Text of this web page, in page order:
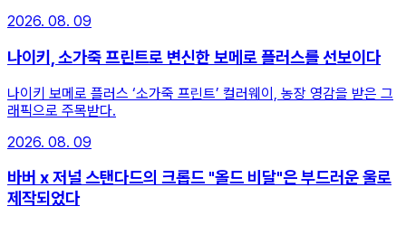
2026. 08. 09
나이키, 소가죽 프린트로 변신한 보메로 플러스를 선보이다
나이키 보메로 플러스 ‘소가죽 프린트’ 컬러웨이, 농장 영감을 받은 그
래픽으로 주목받다.
2026. 08. 09
바버 x 저널 스탠다드의 크롭드 "올드 비달"은 부드러운 울로
제작되었다